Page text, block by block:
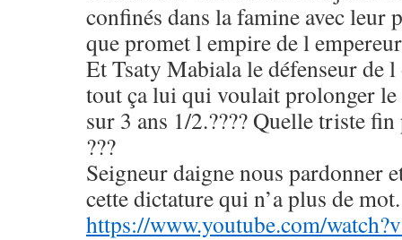
confinés dans la famine avec
que promet l empire de l
Et Tsaty Mabiala le défenseur de
tout ça lui qui voulait prolonger
sur 3 ans 1/2.???? Quelle triste
???
Seigneur daigne nous pardonner
cette dictature qui n’a plus de
https://www.youtube.com/